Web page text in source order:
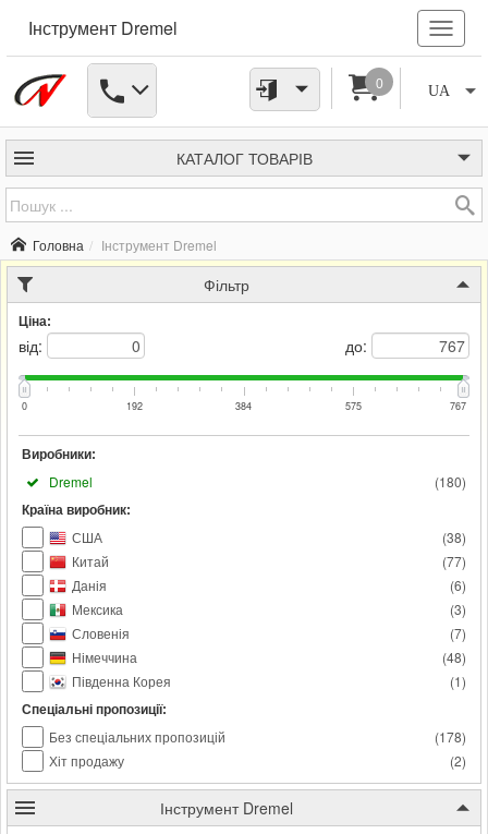
Інструмент Dremel
UA
0
КАТАЛОГ ТОВАРІВ
Головна Інструмент Dremel
Фільтр
Ціна:
від: до:
0 192 384 575 767
Виробники:
(180)
Dremel
Країна виробник:
(38)
США
(77)
Китай
(6)
Данія
(3)
Мексика
(7)
Словенія
(48)
Німеччина
(1)
Південна Корея
Спеціальні пропозиції:
(178)
Без спеціальних пропозицій
(2)
Хіт продажу
Інструмент Dremel